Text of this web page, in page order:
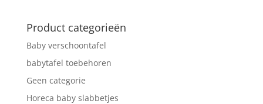
€527.96.
€395.97.
Product categorieën
Baby verschoontafel
babytafel toebehoren
Geen categorie
Horeca baby slabbetjes